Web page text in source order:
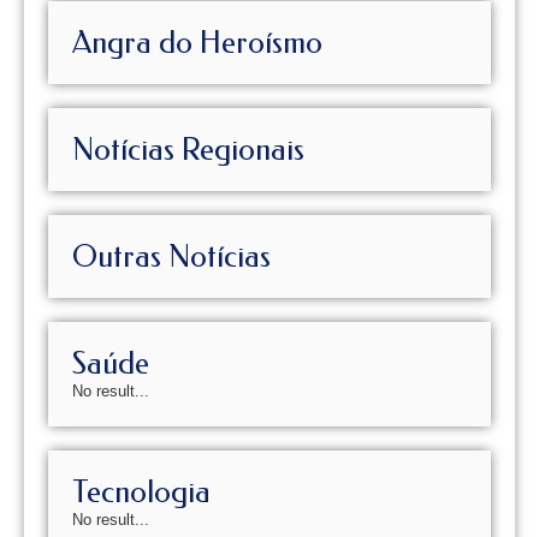
Angra do Heroísmo
Notícias Regionais
Outras Notícias
Saúde
No result...
Tecnologia
No result...